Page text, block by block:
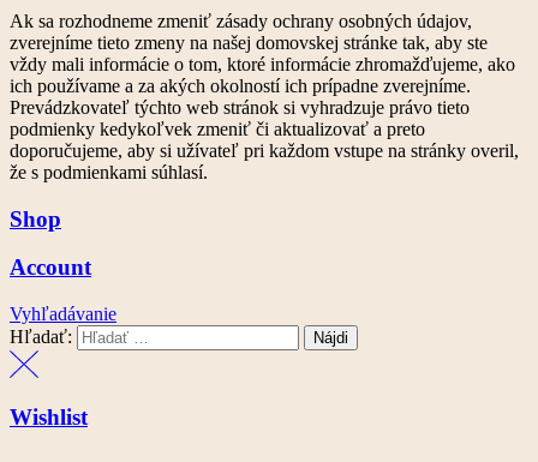
Ak sa rozhodneme zmeniť zásady ochrany osobných údajov,
zverejníme tieto zmeny na našej domovskej stránke tak, aby ste
vždy mali informácie o tom, ktoré informácie zhromažďujeme, ako
ich používame a za akých okolností ich prípadne zverejníme.
Prevádzkovateľ týchto web stránok si vyhradzuje právo tieto
podmienky kedykoľvek zmeniť či aktualizovať a preto
doporučujeme, aby si užívateľ pri každom vstupe na stránky overil,
že s podmienkami súhlasí.
Shop
Account
Vyhľadávanie
Hľadať:
Wishlist